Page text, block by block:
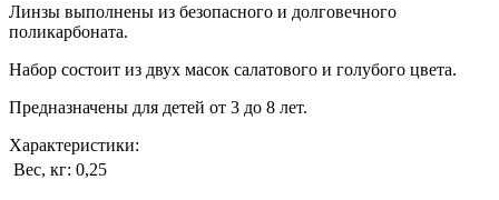
Линзы выполнены из безопасного и долговечного
поликарбоната.
Набор состоит из двух масок салатового и голубого цвета.
Предназначены для детей от 3 до 8 лет.
Характеристики:
Вес, кг: 0,25